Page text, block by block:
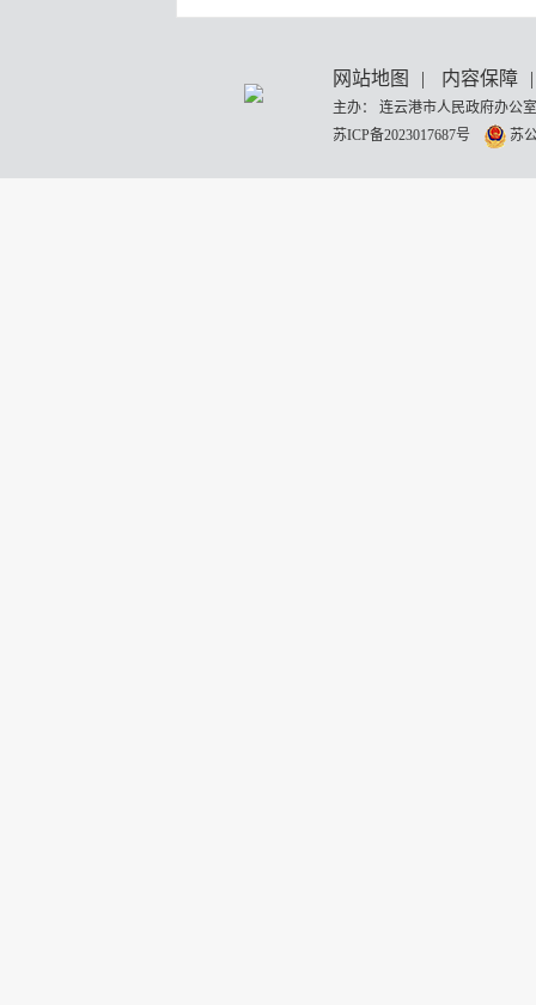
网站地图 | 内容保障 |
主办： 连云港市人民政府办
苏ICP备2023017687号
苏